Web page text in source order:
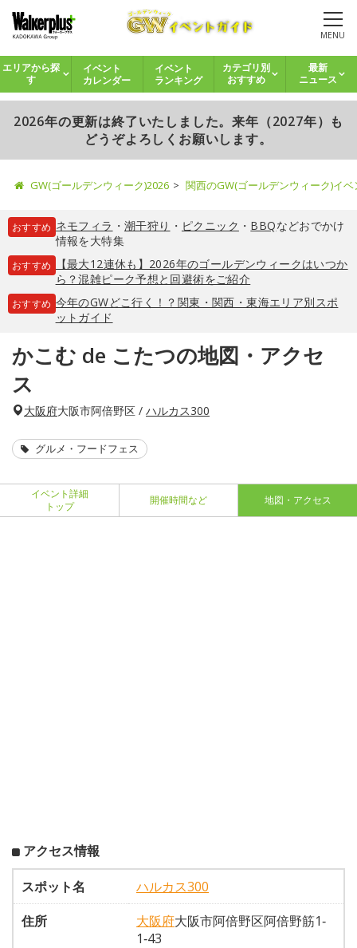
MENU
エリアから探
す
イベント
カレンダー
イベント
ランキング
カテゴリ別
おすすめ
最新
ニュース
2026年の更新は終了いたしました。来年（2027年）も
どうぞよろしくお願いします。
GW(ゴールデンウィーク)2026 関西のGW(ゴールデンウィーク)イ
おすすめ ネモフィラ ・ 潮干狩り ・ ピクニック ・ BBQなどおでかけ
情報を大特集
おすすめ
【最大12連休も】2026年のゴールデンウィークはいつか
ら？混雑ピーク予想と回避術をご紹介
おすすめ 今年のGWどこ行く！？関東・関西・東海エリア別スポ
ットガイド
かこむ de こたつの地図・アクセ
ス
大阪府大阪市阿倍野区 / ハルカス300
グルメ・フードフェス
イベント詳細
トップ
開催時間など 地図・アクセス
アクセス情報
スポット名
ハルカス300
住所
大阪府大阪市阿倍野区阿倍野筋1‐
1‐43